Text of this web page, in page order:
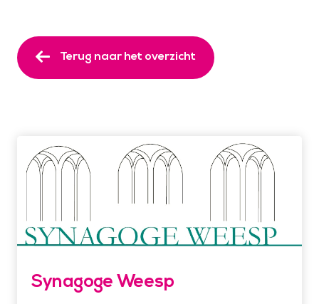
Terug naar het overzicht
Synagoge Weesp